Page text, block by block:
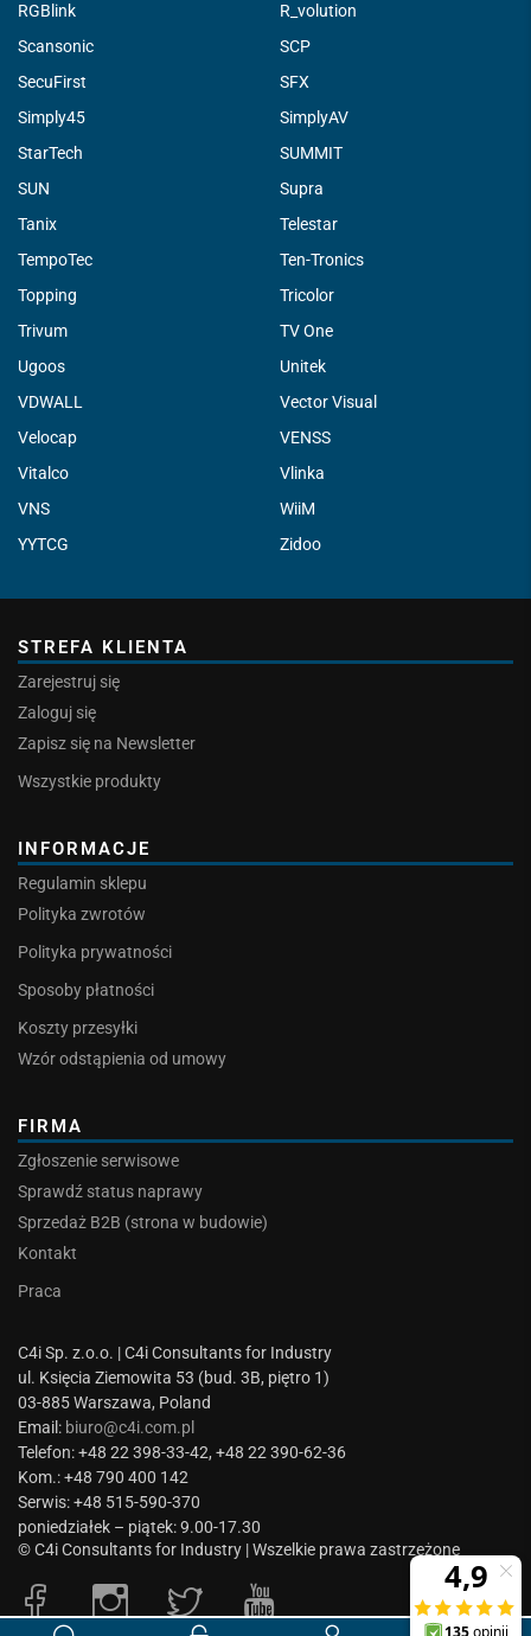
RGBlink
R_volution
Scansonic
SCP
SecuFirst
SFX
Simply45
SimplyAV
StarTech
SUMMIT
SUN
Supra
Tanix
Telestar
TempoTec
Ten-Tronics
Topping
Tricolor
Trivum
TV One
Ugoos
Unitek
VDWALL
Vector Visual
Velocap
VENSS
Vitalco
Vlinka
VNS
WiiM
YYTCG
Zidoo
STREFA KLIENTA
Zarejestruj się
Zaloguj się
Zapisz się na Newsletter
Wszystkie produkty
INFORMACJE
Regulamin sklepu
Polityka zwrotów
Polityka prywatności
Sposoby płatności
Koszty przesyłki
Wzór odstąpienia od umowy
FIRMA
Zgłoszenie serwisowe
Sprawdź status naprawy
Sprzedaż B2B (strona w budowie)
Kontakt
Praca
C4i Sp. z.o.o. | C4i Consultants for Industry
ul. Księcia Ziemowita 53 (bud. 3B, piętro 1)
03-885 Warszawa, Poland
Email: biuro@c4i.com.pl
Telefon: +48 22 398-33-42, +48 22 390-62-36
Kom.: +48 790 400 142
Serwis: +48 515-590-370
poniedziałek – piątek: 9.00-17.30
© C4i Consultants for Industry | Wszelkie prawa zastrzeżone